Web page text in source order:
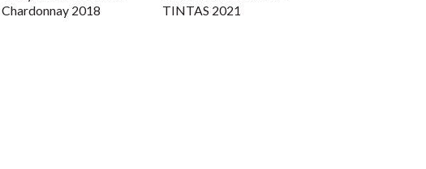
Chardonnay 2018
TINTAS 2021